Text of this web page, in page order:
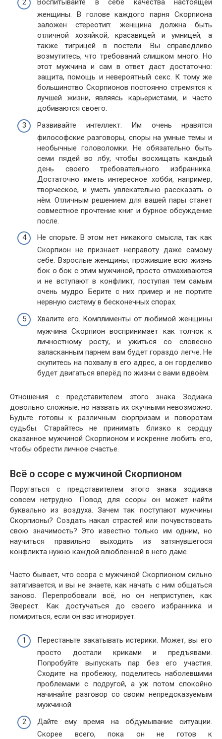
Воспитывайте в себе качества настоящей
женщины. В голове каждого парня Скорпиона
заложен стереотип: женщина должна быть
отличной хозяйкой, красавицей и умницей, а
также тигрицей в постели. Вы справедливо
возмутитесь, что требований слишком много. Но
этот мужчина и сам в ответ даст достаточно:
защита, помощь и невероятный секс. К тому же
большинство Скорпионов постоянно стремятся к
лучшей жизни, являясь карьеристами, и часто
добиваются своего.
Развивайте интеллект. Им очень нравятся
философские разговоры, споры на умные темы и
необычные головоломки. Не обязательно быть
семи пядей во лбу, чтобы восхищать каждый
день своего требовательного избранника.
Достаточно иметь интересное хобби, например,
творческое, и уметь увлекательно рассказать о
нём. Отличным решением для вашей пары станет
совместное прочтение книг и бурное обсуждение
после.
Не спорьте. В этом нет никакого смысла, так как
Скорпион не признает неправоту даже самому
себе. Взрослые женщины, прожившие всю жизнь
бок о бок с этим мужчиной, просто отмахиваются
и не вступают в конфликт, поступая тем самым
очень мудро. Берите с них пример и не портите
нервную систему в бесконечных спорах.
Хвалите его. Комплименты от любимой женщины
мужчина Скорпион воспринимает как толчок к
личностному росту, и ужиться со словесно
заласканным парнем вам будет гораздо легче. Не
скупитесь на похвалу в его адрес, а он горделиво
будет двигаться вперёд по жизни с вами вдвоём.
Отношения с представителем этого знака Зодиака
довольно сложные, но назвать их скучными невозможно.
Будьте готовы к различным сюрпризам и поворотам
судьбы. Старайтесь не принимать близко к сердцу
сказанное мужчиной Скорпионом и искренне любить его,
чтобы обрести личное счастье.
Всё о ссоре с мужчиной Скорпионом
Поругаться с представителем этого знака зодиака
совсем нетрудно. Повод для ссоры он может найти
буквально из воздуха. Зачем так поступают мужчины
Скорпионы? Создать накал страстей или почувствовать
свою значимость? Это известно только им одним, но
научиться правильно выходить из затянувшегося
конфликта нужно каждой влюблённой в него даме.
Часто бывает, что ссора с мужчиной Скорпионом сильно
затягивается, и вы не знаете, как начать с ним общаться
заново. Перепробовали всё, но он неприступен, как
Эверест. Как достучаться до своего избранника и
помириться, если он вас игнорирует:
Перестаньте закатывать истерики. Может, вы его
просто достали криками и предъявами.
Попробуйте выпускать пар без его участия.
Сходите на пробежку, поделитесь наболевшими
проблемами с подругой, а уж потом спокойно
начинайте разговор со своим непредсказуемым
мужчиной.
Дайте ему время на обдумывание ситуации.
Скорее всего, пока он не готов к